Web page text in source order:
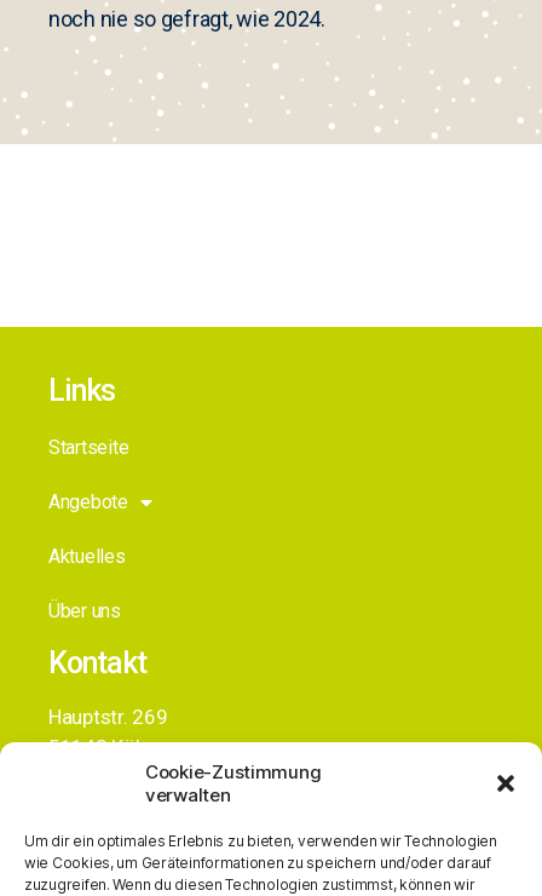
Cookie-Zustimmung
verwalten
Um dir ein optimales Erlebnis zu bieten, verwenden wir Technologien
wie Cookies, um Geräteinformationen zu speichern und/oder darauf
zuzugreifen. Wenn du diesen Technologien zustimmst, können wir
noch nie so gefragt, wie 2024.
Links
Startseite
Angebote
Aktuelles
Über uns
Kontakt
Hauptstr. 269
51143 Köln
+49 (0)163 3836834
info@alc-gmbh.de